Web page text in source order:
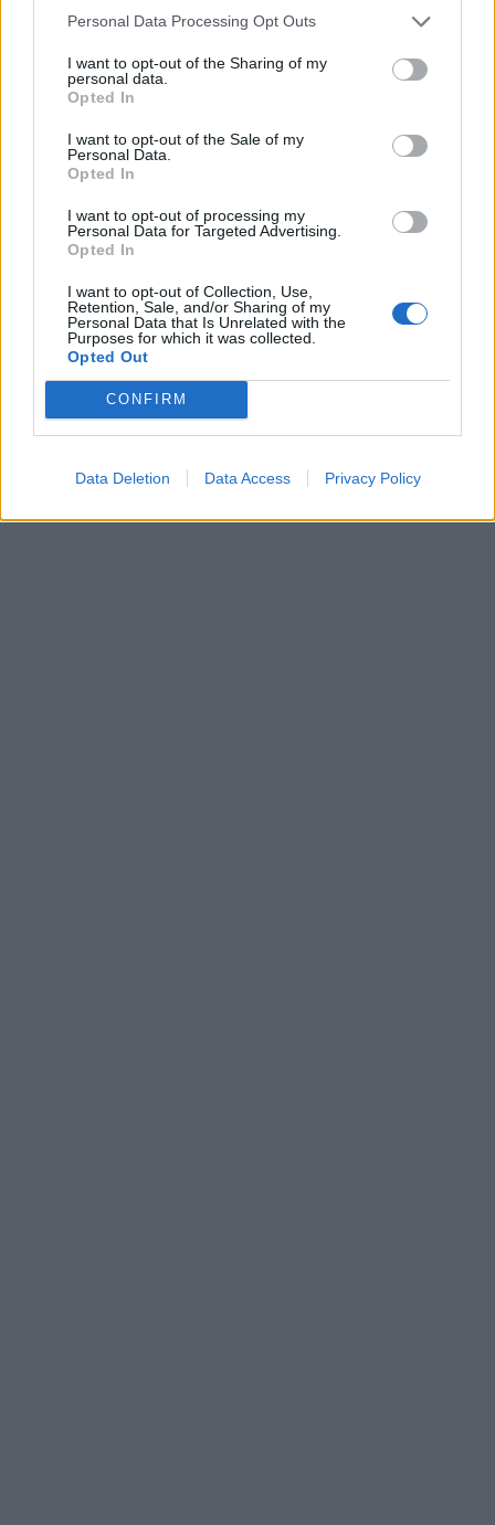
Personal Data Processing Opt Outs
I want to opt-out of the Sharing of my
personal data.
Opted In
I want to opt-out of the Sale of my
Personal Data.
Opted In
I want to opt-out of processing my
Personal Data for Targeted Advertising.
Opted In
I want to opt-out of Collection, Use,
Retention, Sale, and/or Sharing of my
Personal Data that Is Unrelated with the
Purposes for which it was collected.
Opted Out
CONFIRM
Data Deletion Data Access Privacy Policy